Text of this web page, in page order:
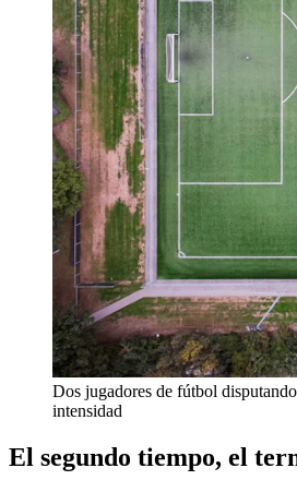
Dos jugadores de fútbol
intensidad
El segundo tiempo, el